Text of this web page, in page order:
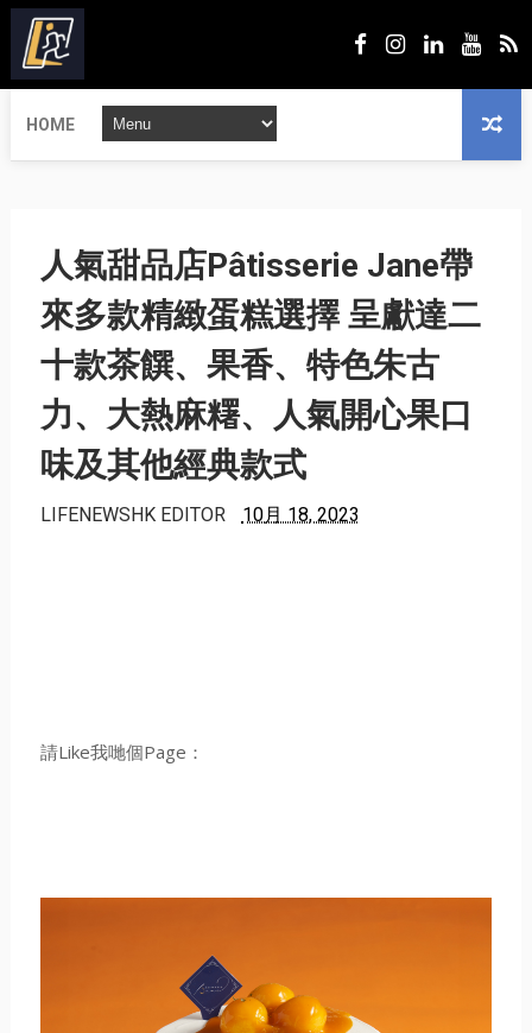
HOME
人氣甜品店Pâtisserie Jane帶
來多款精緻蛋糕選擇 呈獻達二
十款茶饌、果香、特色朱古
力、大熱麻糬、人氣開心果口
味及其他經典款式
LIFENEWSHK EDITOR 10月 18, 2023
請Like我哋個Page：